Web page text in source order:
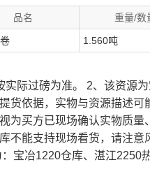
品名 重量/数
1.560吨
实际过磅为准。 2、该资源
货依据，实物与资源描述
为买方已现场确认实物质
不能支持现场看货，请注
宝冶1220仓库、湛江2250